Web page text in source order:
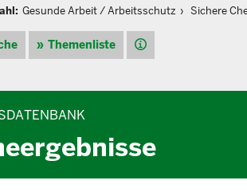
Gesunde Arbeit / Arbeitsschutz Sichere
Themenliste Hilfe